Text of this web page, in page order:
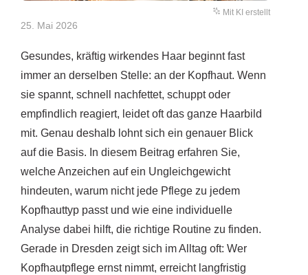
Mit KI erstellt
25. Mai 2026
Gesundes, kräftig wirkendes Haar beginnt fast
immer an derselben Stelle: an der Kopfhaut. Wenn
sie spannt, schnell nachfettet, schuppt oder
empfindlich reagiert, leidet oft das ganze Haarbild
mit. Genau deshalb lohnt sich ein genauer Blick
auf die Basis. In diesem Beitrag erfahren Sie,
welche Anzeichen auf ein Ungleichgewicht
hindeuten, warum nicht jede Pflege zu jedem
Kopfhauttyp passt und wie eine individuelle
Analyse dabei hilft, die richtige Routine zu finden.
Gerade in Dresden zeigt sich im Alltag oft: Wer
Kopfhautpflege ernst nimmt, erreicht langfristig